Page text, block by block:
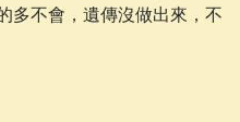
多不會，遺傳沒做出來，不